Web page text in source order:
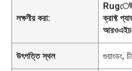
লক্ষণীয় করা:
ক্রাফ্ট
উৎপত্তি স্থল গুয়াংডং,